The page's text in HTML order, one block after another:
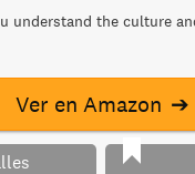
within Western
is that of the corpse
transport those who
to their homes so
carried out with
the corpse is
understand the culture
Ver en Amazon ➔